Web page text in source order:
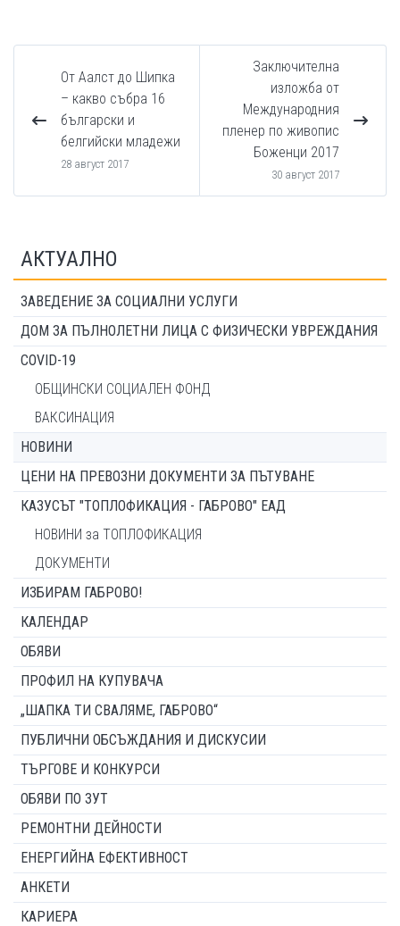
От Аалст до Шипка
– какво събра 16
български и
белгийски младежи
28 август 2017
Заключителна
изложба от
Международния
пленер по живопис
Боженци 2017
30 август 2017
АКТУАЛНО
ЗАВЕДЕНИЕ ЗА СОЦИАЛНИ УСЛУГИ
ДОМ ЗА ПЪЛНОЛЕТНИ ЛИЦА С ФИЗИЧЕСКИ УВРЕЖДАНИЯ
COVID-19
ОБЩИНСКИ СОЦИАЛЕН ФОНД
ВАКСИНАЦИЯ
НОВИНИ
ЦЕНИ НА ПРЕВОЗНИ ДОКУМЕНТИ ЗА ПЪТУВАНЕ
КАЗУСЪТ "ТОПЛОФИКАЦИЯ - ГАБРОВО" ЕАД
НОВИНИ за ТОПЛОФИКАЦИЯ
ДОКУМЕНТИ
ИЗБИРАМ ГАБРОВО!
КАЛЕНДАР
ОБЯВИ
ПРОФИЛ НА КУПУВАЧА
„ШАПКА ТИ СВАЛЯМЕ, ГАБРОВО“
ПУБЛИЧНИ ОБСЪЖДАНИЯ И ДИСКУСИИ
ТЪРГОВЕ И КОНКУРСИ
ОБЯВИ ПО ЗУТ
РЕМОНТНИ ДЕЙНОСТИ
ЕНЕРГИЙНА ЕФЕКТИВНОСТ
АНКЕТИ
КАРИЕРА